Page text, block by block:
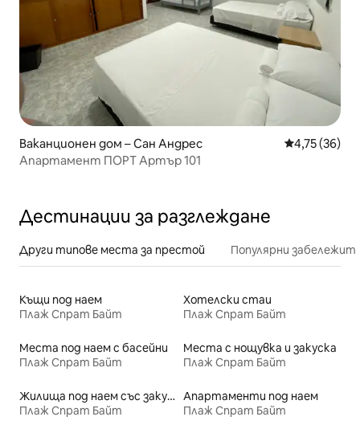
Ваканционен дом – Сан Андрес Средна
4,75 (36)
Апартамент ПОРТ Артър 101
Дестинации за разглеждане
Други типове места за престой Популярни
Къщи под наем
Плаж Спрат Байт
Хотелски стаи
Плаж Спрат Байт
Места под наем с басейни
Плаж Спрат Байт
Места с нощувка и закуска
Плаж Спрат Байт
Жилища под наем със закуска
Плаж Спрат Байт
Апартаменти под наем
Плаж Спрат Байт